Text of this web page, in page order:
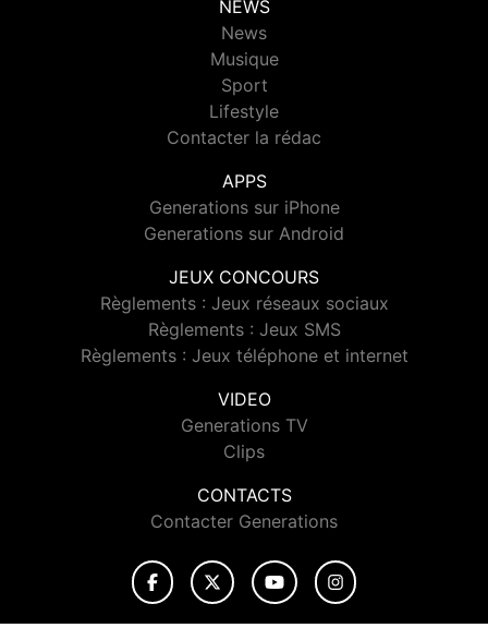
NEWS
News
Musique
Sport
Lifestyle
Contacter la rédac
APPS
Generations sur iPhone
Generations sur Android
JEUX CONCOURS
Règlements : Jeux réseaux sociaux
Règlements : Jeux SMS
Règlements : Jeux téléphone et internet
VIDEO
Generations TV
Clips
CONTACTS
Contacter Generations